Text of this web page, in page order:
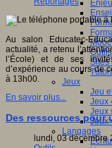
Sites
Jeux
Jeu
Jeux
Jeux
Jeux
Langages
Au salon Educatec-
actualité, a retenu
l’École) et de ses
d’expérience au cours de
à 13h00.
En savoir plus...
Des ressources pour
lundi, 03 décembre